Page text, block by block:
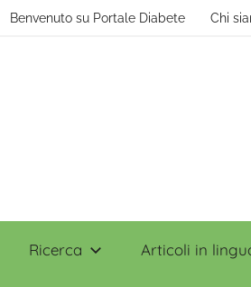
Benvenuto su Portale Diabete Chi
Ricerca Articoli in